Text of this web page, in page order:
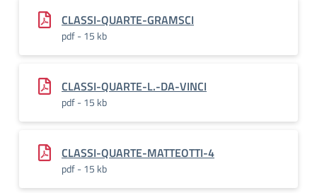
CLASSI-QUARTE-GRAMSCI
pdf - 15 kb
CLASSI-QUARTE-L.-DA-VINCI
pdf - 15 kb
CLASSI-QUARTE-MATTEOTTI-4
pdf - 15 kb